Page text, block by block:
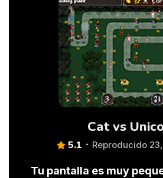
Cat vs
5.1 Reproducido
Tu pantalla es muy